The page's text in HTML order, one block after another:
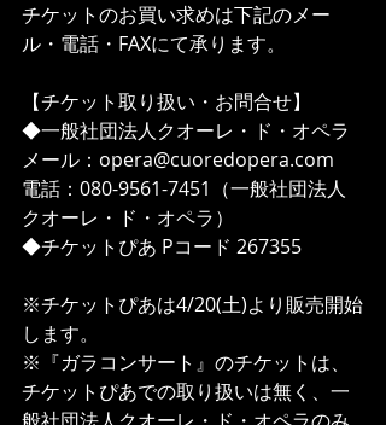
チケットのお買い求めは下記のメー
ル・電話・FAXにて承ります。
【チケット取り扱い・お問合せ】
◆一般社団法人クオーレ・ド・オペラ
メール：opera@cuoredopera.com
電話：080-9561-7451（一般社団法人
クオーレ・ド・オペラ）
◆チケットぴあ Pコード 267355
※チケットぴあは4/20(土)より販売開始
します。
※『ガラコンサート』のチケットは、
チケットぴあでの取り扱いは無く、一